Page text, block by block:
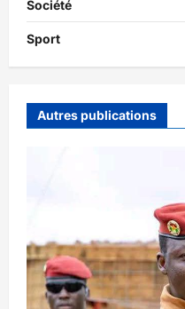
Société
Sport
Autres publications